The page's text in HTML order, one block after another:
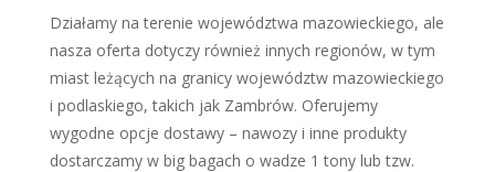
Działamy na terenie województwa mazowieckiego, ale
nasza oferta dotyczy również innych regionów, w tym
miast leżących na granicy województw mazowieckiego
i podlaskiego, takich jak Zambrów. Oferujemy
wygodne opcje dostawy – nawozy i inne produkty
dostarczamy w big bagach o wadze 1 tony lub tzw.